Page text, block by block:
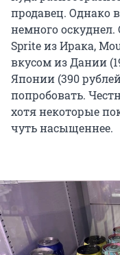
продавец. Однако
немного оскуднел.
Sprite из Ирака,
вкусом из Дании
Японии (390
попробовать.
хотя некоторые
чуть насыщеннее.